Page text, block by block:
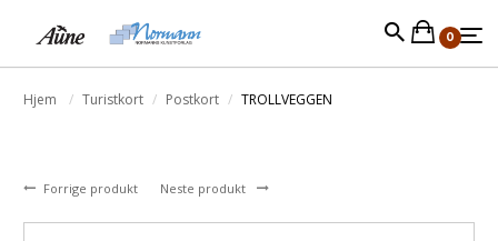
0
Hjem Turistkort Postkort TROLLVEGGEN
Forrige produkt Neste produkt